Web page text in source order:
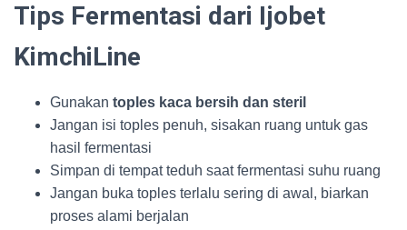
Tips Fermentasi dari Ijobet
KimchiLine
Gunakan toples kaca bersih dan steril
Jangan isi toples penuh, sisakan ruang untuk gas
hasil fermentasi
Simpan di tempat teduh saat fermentasi suhu ruang
Jangan buka toples terlalu sering di awal, biarkan
proses alami berjalan